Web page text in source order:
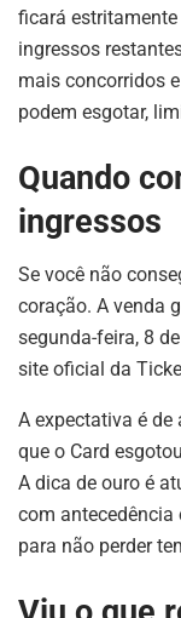
ficará
ingressos
mais concorridos
podem esgotar,
Quando
ingressos
Se você não
coração. A venda
segunda-feira, 8
site oficial da
A expectativa é
que o Card
A dica de ouro é
com antecedência
para não perder